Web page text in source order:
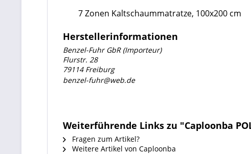
7 Zonen Kaltschaummatratze, 100x200 cm
Herstellerinformationen
Benzel-Fuhr GbR (Importeur)
Flurstr. 28
79114 Freiburg
benzel-fuhr@web.de
Weiterführende Links zu "Caploonba
Fragen zum Artikel?
Weitere Artikel von Caploonba